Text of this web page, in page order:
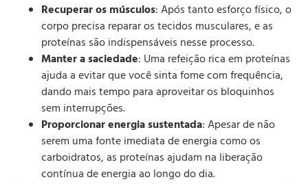
Recuperar os músculos: Após tanto esforço físico, o
corpo precisa reparar os tecidos musculares, e as
proteínas são indispensáveis nesse processo.
Manter a saciedade: Uma refeição rica em proteínas
ajuda a evitar que você sinta fome com frequência,
dando mais tempo para aproveitar os bloquinhos
sem interrupções.
Proporcionar energia sustentada: Apesar de não
serem uma fonte imediata de energia como os
carboidratos, as proteínas ajudam na liberação
contínua de energia ao longo do dia.